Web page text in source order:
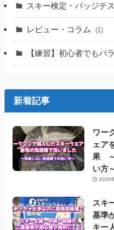
スキー検定・バッジテ
レビュー・コラム (1)
【練習】初心者でもパ
新着記事
ワー
ェア
果 ～
い方
2026
スキ
基準
キー